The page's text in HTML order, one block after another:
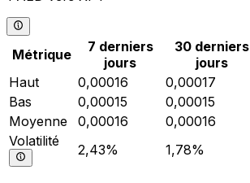
Métrique
7 derniers
jours
30 derniers
jours
Haut
0,00016 0,00017
Bas
0,00015 0,00015
Moyenne
0,00016 0,00016
Volatilité
2,43% 1,78%